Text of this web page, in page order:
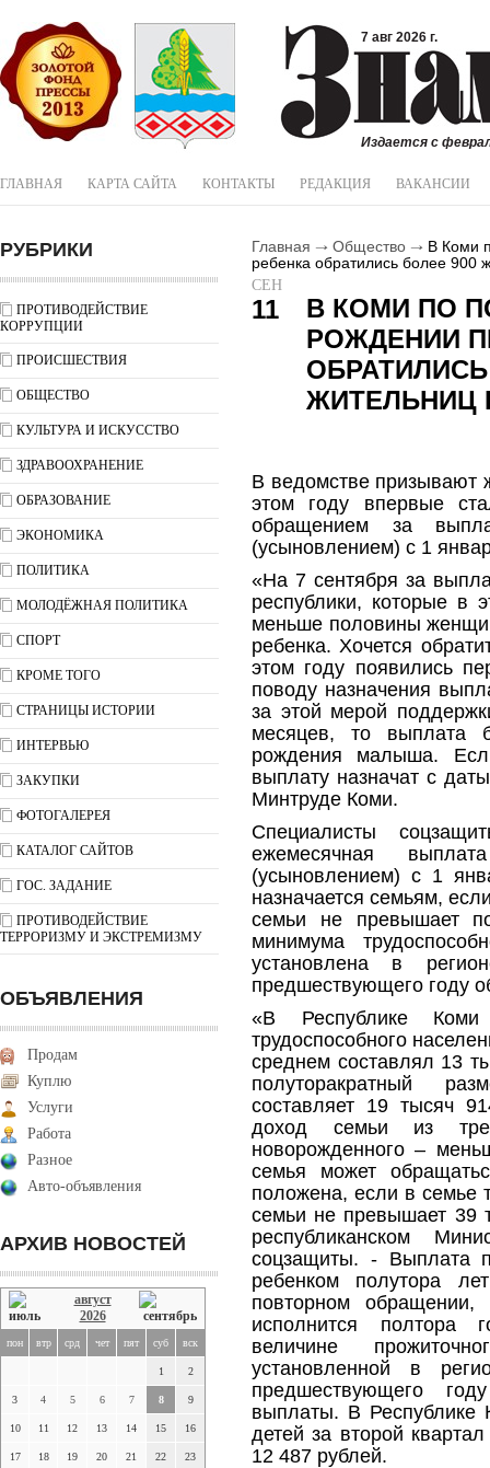
7 авг 2026 г.
Издается с
ГЛАВНАЯ КАРТА САЙТА КОНТАКТЫ РЕДАКЦИЯ ВАКАНСИИ
РУБРИКИ
ПРОТИВОДЕЙСТВИЕ
КОРРУПЦИИ
ПРОИСШЕСТВИЯ
ОБЩЕСТВО
КУЛЬТУРА И ИСКУССТВО
ЗДРАВООХРАНЕНИЕ
ОБРАЗОВАНИЕ
ЭКОНОМИКА
ПОЛИТИКА
МОЛОДЁЖНАЯ ПОЛИТИКА
СПОРТ
КРОМЕ ТОГО
СТРАНИЦЫ ИСТОРИИ
ИНТЕРВЬЮ
ЗАКУПКИ
ФОТОГАЛЕРЕЯ
КАТАЛОГ САЙТОВ
ГОС. ЗАДАНИЕ
ПРОТИВОДЕЙСТВИЕ
ТЕРРОРИЗМУ И ЭКСТРЕМИЗМУ
ОБЪЯВЛЕНИЯ
Продам
Куплю
Услуги
Работа
Разное
Авто-объявления
АРХИВ НОВОСТЕЙ
август
2026
пон втр срд чет пят суб вск
1 2
3 4 5 6 7 8 9
10 11 12 13 14 15 16
17 18 19 20 21 22 23
Главная Общество
В Коми
ребенка обратились более 900
СЕН
11
В КОМИ ПО
РОЖДЕНИИ
ОБРАТИЛИСЬ
ЖИТЕЛЬНИЦ
В ведомстве призывают
этом году впервые
обращением за
(усыновлением) с 1
«На 7 сентября за
республики, которые в
меньше половины
ребенка. Хочется
этом году появились
поводу назначения
за этой мерой
месяцев, то выплата
рождения малыша.
выплату назначат с
Минтруде Коми.
Специалисты
ежемесячная
(усыновлением) с 1
назначается семьям,
семьи не превышает
минимума
установлена в
предшествующего году
«В Республике
трудоспособного
среднем составлял 13
полуторакратный
составляет 19 тысяч
доход семьи из
новорожденного –
семья может
положена, если в семье
семьи не превышает 39
республиканском
соцзащиты. - Выплата
ребенком полутора
повторном
исполнится полтора
величине
установленной в
предшествующего
выплаты. В Республике
детей за второй
12 487 рублей.